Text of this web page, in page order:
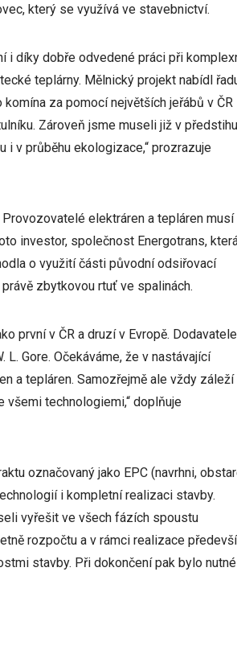
který se využívá ve stavebnictví.
i díky dobře odvedené práci při
teplárny. Mělnický projekt nabídl
za pomocí největších jeřábů v ČR
Zároveň jsme museli již v předstihu
v průběhu ekologizace,“ prozrazuje
elektráren a tepláren musí
investor, společnost Energotrans,
o využití části původní odsiřovací
zbytkovou rtuť ve spalinách.
první v ČR a druzí v Evropě.
Gore. Očekáváme, že v nastávající
a tepláren. Samozřejmě ale vždy záleží
technologiemi,“ doplňuje
označovaný jako EPC (navrhni,
i kompletní realizaci stavby.
vyřešit ve všech fázích spoustu
rozpočtu a v rámci realizace
stavby. Při dokončení pak bylo nutné